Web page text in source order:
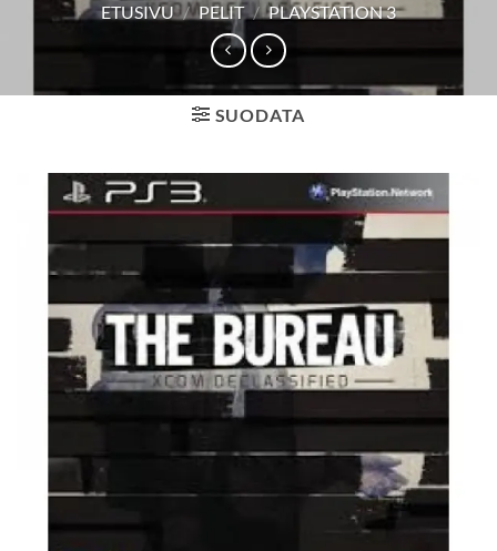
ETUSIVU / PELIT / PLAYSTATION 3
SUODATA